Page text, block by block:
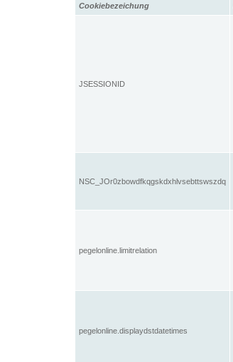
Cookiebezeichung
JSESSIONID
NSC_JOr0zbowdfkqgskdxhlvsebttswszdq
pegelonline.limitrelation
pegelonline.displaydstdatetimes